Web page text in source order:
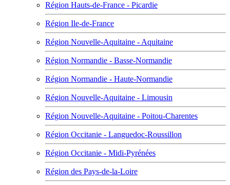
Région Hauts-de-France - Picardie
Région Ile-de-France
Région Nouvelle-Aquitaine - Aquitaine
Région Normandie - Basse-Normandie
Région Normandie - Haute-Normandie
Région Nouvelle-Aquitaine - Limousin
Région Nouvelle-Aquitaine - Poitou-Charentes
Région Occitanie - Languedoc-Roussillon
Région Occitanie - Midi-Pyrénées
Région des Pays-de-la-Loire